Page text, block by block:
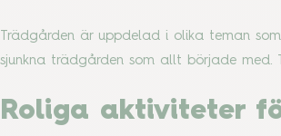
Trädgården är uppdelad i olika teman
sjunkna trädgården som allt började
Roliga aktiviteter